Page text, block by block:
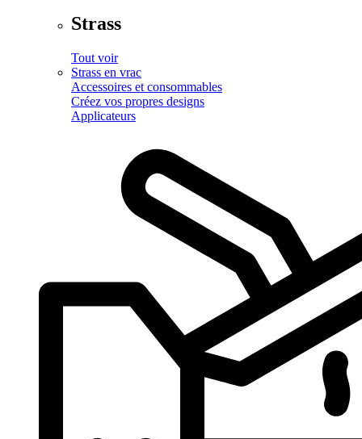
Strass
Tout voir
Strass en vrac
Accessoires et consommables
Créez vos propres designs
Applicateurs